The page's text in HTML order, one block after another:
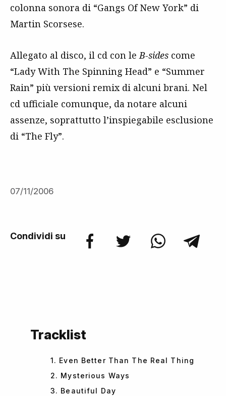
colonna sonora di “Gangs Of New York” di
Martin Scorsese.
Allegato al disco, il cd con leB-sides come
“Lady With The Spinning Head” e “Summer
Rain” più versioni remix di alcuni brani. Nel
cd ufficiale comunque, da notare alcuni
assenze, soprattutto l’inspiegabile esclusione
di “The Fly”.
07/11/2006
Condividi su
Tracklist
1. Even Better Than The Real Thing
2. Mysterious Ways
3. Beautiful Day